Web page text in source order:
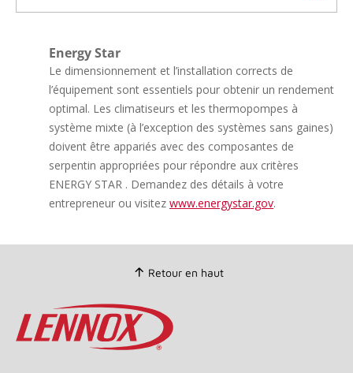
Energy Star
Le dimensionnement et l’installation corrects de
l’équipement sont essentiels pour obtenir un rendement
optimal. Les climatiseurs et les thermopompes à
système mixte (à l’exception des systèmes sans gaines)
doivent être appariés avec des composantes de
serpentin appropriées pour répondre aux critères
ENERGY STAR . Demandez des détails à votre
entrepreneur ou visitez www.energystar.gov.
Retour en haut